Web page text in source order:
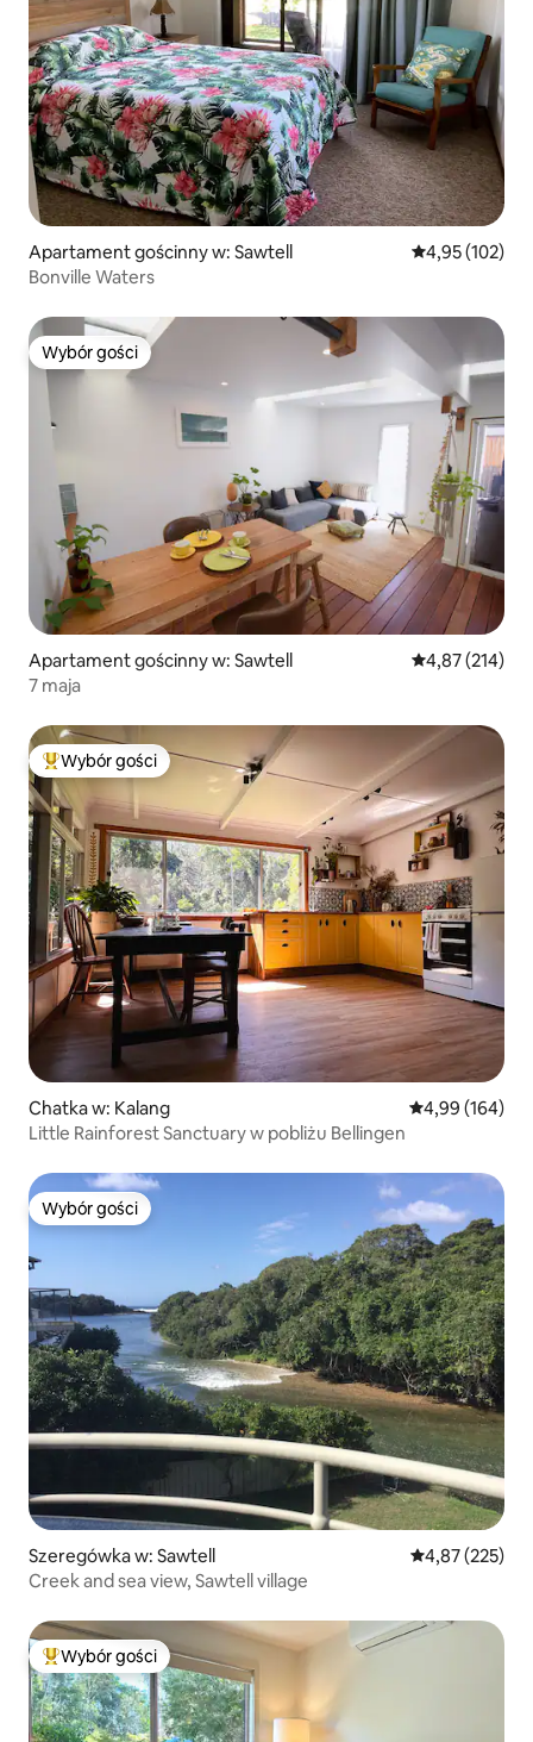
Apartament gościnny w: Sawtell Średnia
4,95 (102)
Bonville Waters
Wybór gości
Wybór gości
Apartament gościnny w: Sawtell Średnia
4,87 (214)
7 maja
Najpopularniejsze z kategorii Wybór gości
Wybór gości
Chatka w: Kalang Średnia
4,99 (164)
Little Rainforest Sanctuary w pobliżu Bellingen
Wybór gości
Wybór gości
Szeregówka w: Sawtell Średnia
4,87 (225)
Creek and sea view, Sawtell village
Najpopularniejsze z kategorii Wybór gości
Wybór gości